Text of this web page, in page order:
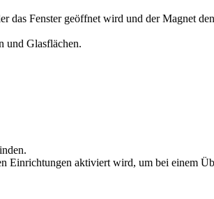
das Fenster geöffnet wird und der Magnet
und Glasflächen.
Einrichtungen aktiviert wird, um bei einem